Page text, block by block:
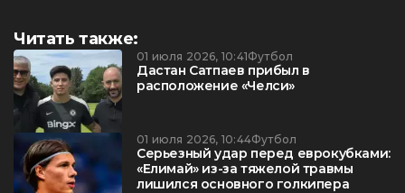
Читать также:
01 июля 2026, 10:41Футбол
Дастан Сатпаев прибыл в
расположение «Челси»
01 июля 2026, 10:44Футбол
Серьезный удар перед еврокубками:
«Елимай» из-за тяжелой травмы
лишился основного голкипера